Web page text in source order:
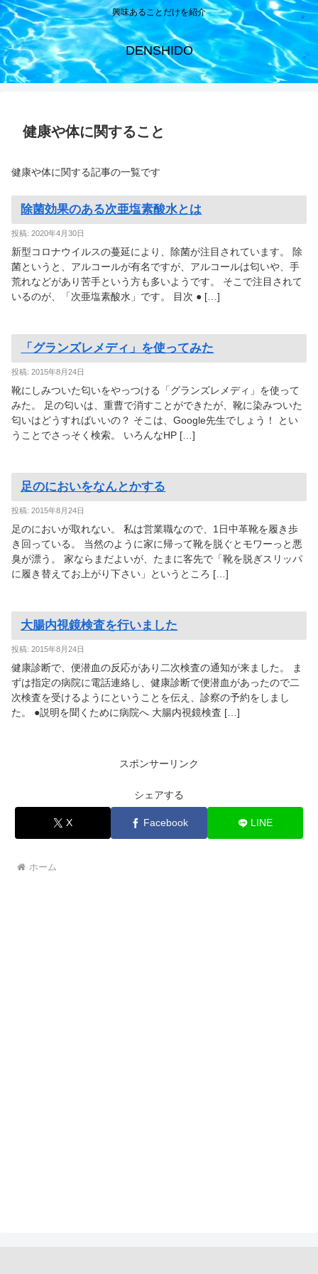
興味あることだけを紹介
DENSHIDO
健康や体に関すること
健康や体に関する記事の一覧です
除菌効果のある次亜塩素酸水とは
投稿: 2020年4月30日
新型コロナウイルスの蔓延により、除菌が注目されています。 除
菌というと、アルコールが有名ですが、アルコールは匂いや、手
荒れなどがあり苦手という方も多いようです。 そこで注目されて
いるのが、「次亜塩素酸水」です。 目次 ● […]
「グランズレメディ」を使ってみた
投稿: 2015年8月24日
靴にしみついた匂いをやっつける「グランズレメディ」を使って
みた。 足の匂いは、重曹で消すことができたが、靴に染みついた
匂いはどうすればいいの？ そこは、Google先生でしょう！ とい
うことでさっそく検索。 いろんなHP […]
足のにおいをなんとかする
投稿: 2015年8月24日
足のにおいが取れない。 私は営業職なので、1日中革靴を履き歩
き回っている。 当然のように家に帰って靴を脱ぐとモワーっと悪
臭が漂う。 家ならまだよいが、たまに客先で「靴を脱ぎスリッパ
に履き替えてお上がり下さい」というところ […]
大腸内視鏡検査を行いました
投稿: 2015年8月24日
健康診断で、便潜血の反応があり二次検査の通知が来ました。 ま
ずは指定の病院に電話連絡し、健康診断で便潜血があったので二
次検査を受けるようにということを伝え、診察の予約をしまし
た。 ●説明を聞くために病院へ 大腸内視鏡検査 […]
スポンサーリンク
シェアする
X Facebook LINE
ホーム